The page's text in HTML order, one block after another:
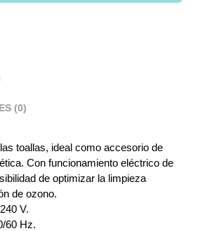
(0)
toallas, ideal como accesorio de
Con funcionamiento eléctrico de
de optimizar la limpieza
de ozono.
V.
60 Hz.